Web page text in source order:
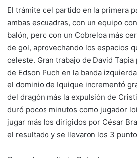
El trámite del partido en la primera
ambas escuadras, con un equipo
balón, pero con un Cobreloa más
de gol, aprovechando los espacios
celeste. Gran trabajo de David Tapia
de Edson Puch en la banda
el dominio de Iquique incrementó
del dragón más la expulsión de
duró pocos minutos como jugador
jugar más los dirigidos por César
el resultado y se llevaron los 3